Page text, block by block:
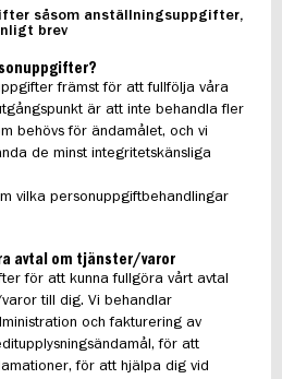
såsom anställningsuppgifter,
brev
främst för att fullfölja våra
är att inte behandla fler
behövs för ändamålet, och vi
de minst integritetskänsliga
vilka personuppgiftbehandlingar
avtal om tjänster/varor
för att kunna fullgöra vårt avtal
till dig. Vi behandlar
och fakturering av
för att
för att hjälpa dig vid